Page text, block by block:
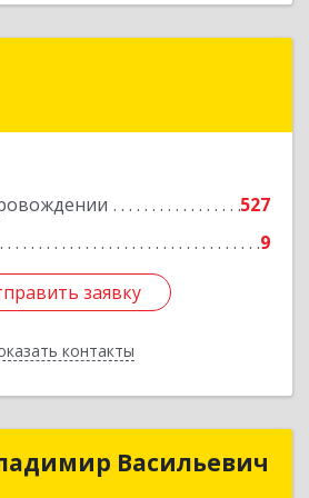
527
9
заявку
контакты
Подробнее
заявку
Назад
Васильевич
Васильевич